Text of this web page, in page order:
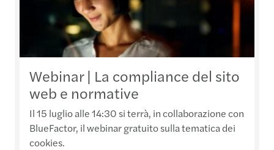
Webinar | La compliance del sito
web e normative
Il 15 luglio alle 14:30 si terrà, in collaborazione con
BlueFactor, il webinar gratuito sulla tematica dei
cookies.